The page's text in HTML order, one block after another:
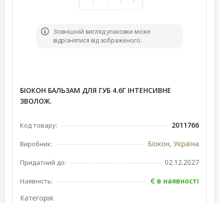
Зовнішній вигляд упаковки може
відрізнятися від зображеного.
БІОКОН БАЛЬЗАМ ДЛЯ ГУБ 4.6Г ІНТЕНСИВНЕ
ЗВОЛОЖ.
Код товару: 2011766
Виробник: Бiокон, Україна
Придатний до: 02.12.2027
Наявність:
Є в наявності
Категорія: